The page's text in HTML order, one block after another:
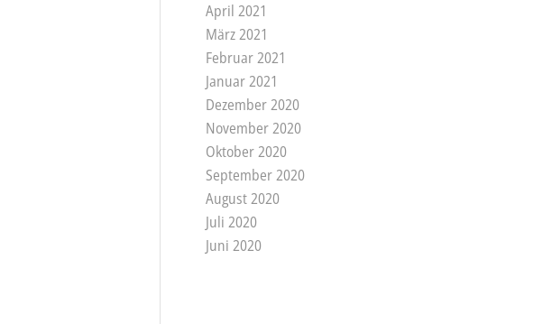
April 2021
März 2021
Februar 2021
Januar 2021
Dezember 2020
November 2020
Oktober 2020
September 2020
August 2020
Juli 2020
Juni 2020